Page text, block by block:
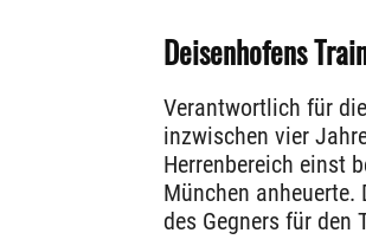
Deisenhofens
Verantwortlich für
inzwischen vier
Herrenbereich einst
München
des Gegners für den